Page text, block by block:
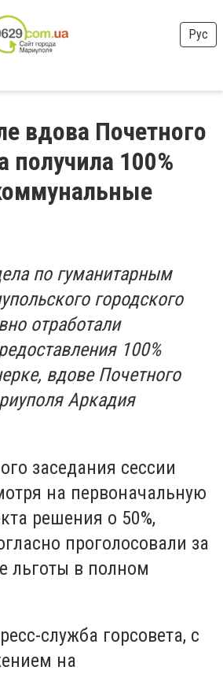
Рус
вдова Почетного
получила 100%
по гуманитарным
городского
отработали
100%
вдове Почетного
Аркадия
заседания сессии
на первоначальную
решения о 50%,
проголосовали за
льготы в полном
служба горсовета, с
на